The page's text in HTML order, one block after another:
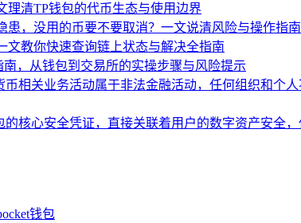
理清TP钱包的代币生态与使用边界
患，没用的币要不要取消？一文说清风险与操作指南
文教你快速查询链上状态与解决全指南
，从钱包到交易所的实操步骤与风险提示
币相关业务活动属于非法金融活动，任何组织和个
的核心安全凭证，直接关联着用户的数字资产安全
钱包